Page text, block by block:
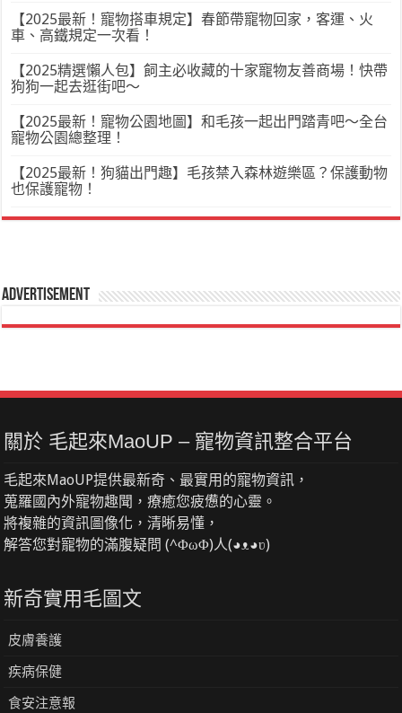
【2025最新！寵物搭車規定】春節帶寵物回家，客運、火
車、高鐵規定一次看！
【2025精選懶人包】飼主必收藏的十家寵物友善商場！快帶
狗狗一起去逛街吧～
【2025最新！寵物公園地圖】和毛孩一起出門踏青吧～全台
寵物公園總整理！
【2025最新！狗貓出門趣】毛孩禁入森林遊樂區？保護動物
也保護寵物！
Advertisement
關於 毛起來MaoUP – 寵物資訊整合平台
毛起來MaoUP提供最新奇、最實用的寵物資訊，
蒐羅國內外寵物趣聞，療癒您疲憊的心靈。
將複雜的資訊圖像化，清晰易懂，
解答您對寵物的滿腹疑問 (^ΦωΦ)人(◕ᴥ◕ʋ)
新奇實用毛圖文
皮膚養護
疾病保健
食安注意報